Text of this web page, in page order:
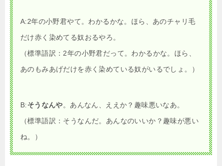
A:2年の小野君やて。わかるかな。ほら、あのチャリ毛
だけ赤く染めてる奴おるやろ。
（標準語訳：2年の小野君だって。わかるかな。ほら、
あのもみあげだけを赤く染めている奴がいるでしょ。）
B:そうなんや。あんなん、ええか？趣味悪いなあ。
（標準語訳：そうなんだ。あんなのいいか？趣味が悪い
ね。）